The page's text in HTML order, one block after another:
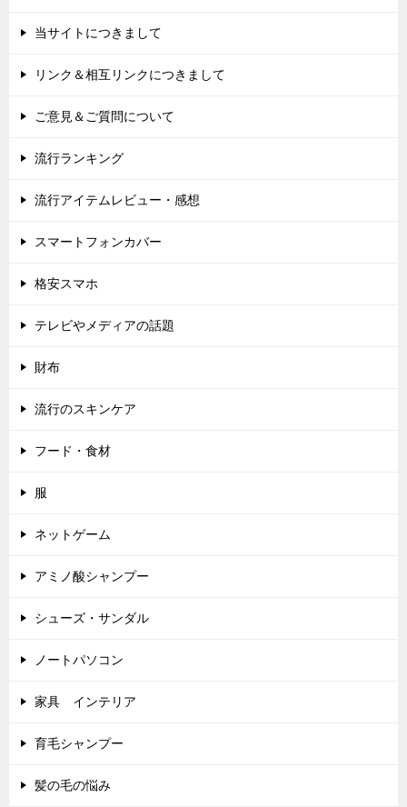
当サイトにつきまして
リンク＆相互リンクにつきまして
ご意見＆ご質問について
流行ランキング
流行アイテムレビュー・感想
スマートフォンカバー
格安スマホ
テレビやメディアの話題
財布
流行のスキンケア
フード・食材
服
ネットゲーム
アミノ酸シャンプー
シューズ・サンダル
ノートパソコン
家具 インテリア
育毛シャンプー
髪の毛の悩み